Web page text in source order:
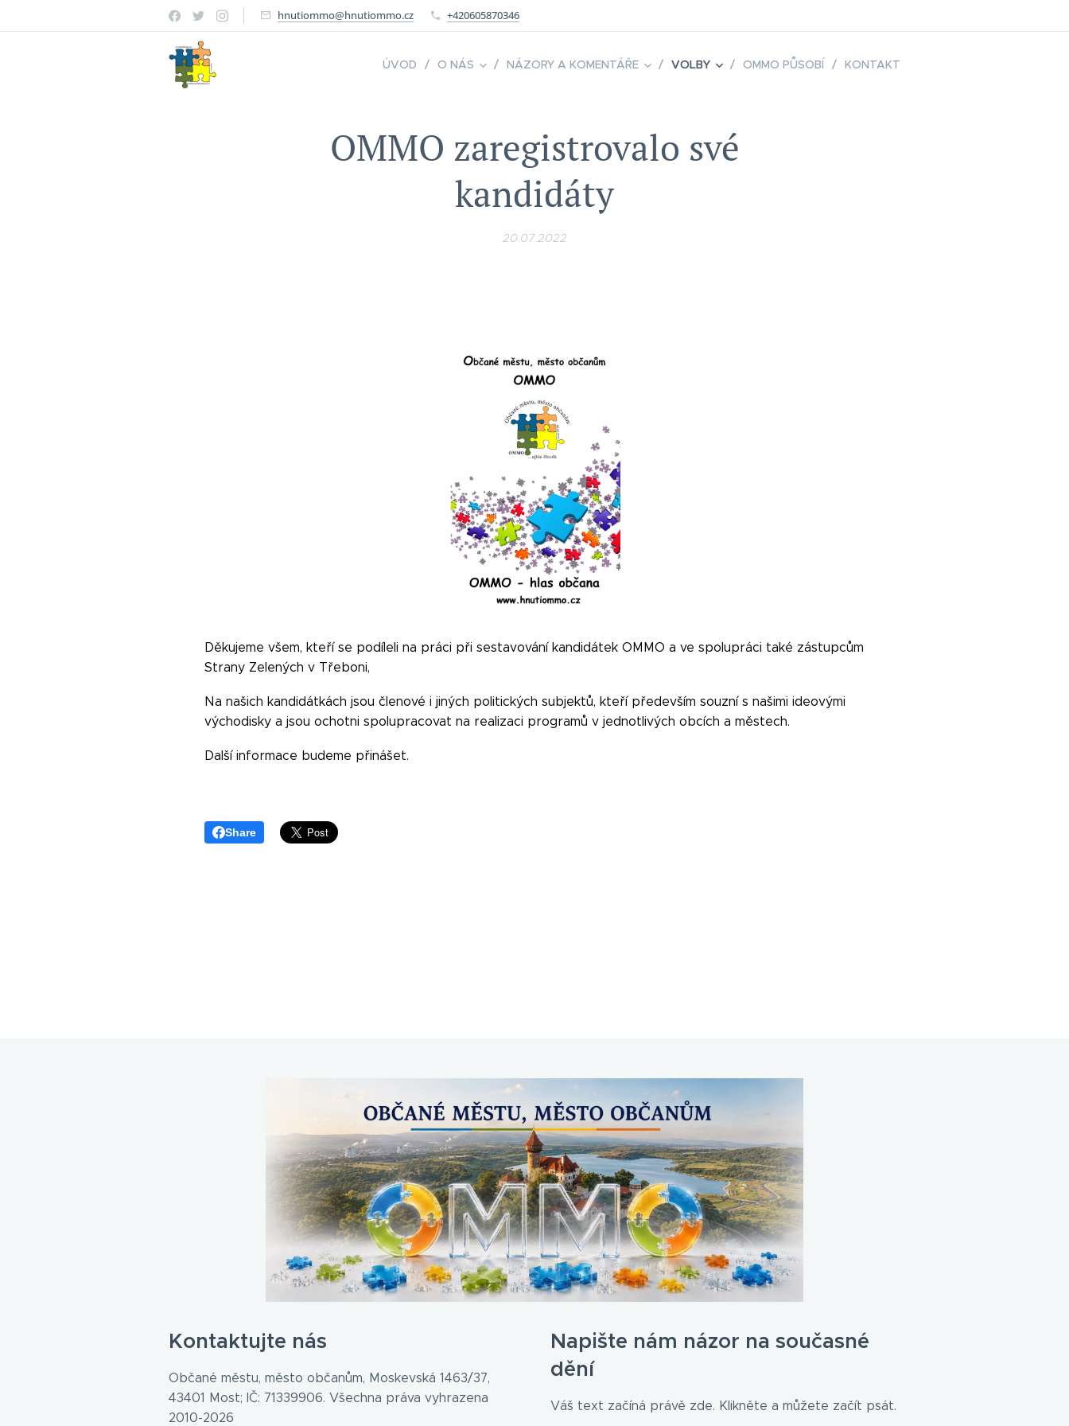
hnutiommo@hnutiommo.cz +420605870346
ÚVOD O NÁS NÁZORY A KOMENTÁŘE VOLBY OMMO PŮSOBÍ KONTAKT
OMMO zaregistrovalo své
kandidáty
20.07.2022
Děkujeme všem, kteří se podíleli na práci při sestavování kandidátek OMMO a ve spolupráci také zástupcům
Strany Zelených v Třeboni,
Na našich kandidátkách jsou členové i jiných politických subjektů, kteří především souzní s našimi ideovými
východisky a jsou ochotni spolupracovat na realizaci programů v jednotlivých obcích a městech.
Další informace budeme přinášet.
Share
Kontaktujte nás
Občané městu, město občanům, Moskevská 1463/37,
43401 Most; IČ: 71339906. Všechna práva vyhrazena
2010-2026
Napište nám názor na současné
dění
Váš text začíná právě zde. Klikněte a můžete začít psát.